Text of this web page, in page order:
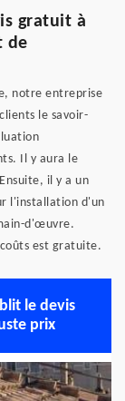
gratuit à
de
notre entreprise
le savoir-
Il y aura le
il y a un
l'installation d'un
d'œuvre.
est gratuite.
le devis
prix